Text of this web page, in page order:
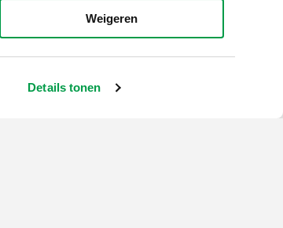
Details tonen
Weigeren